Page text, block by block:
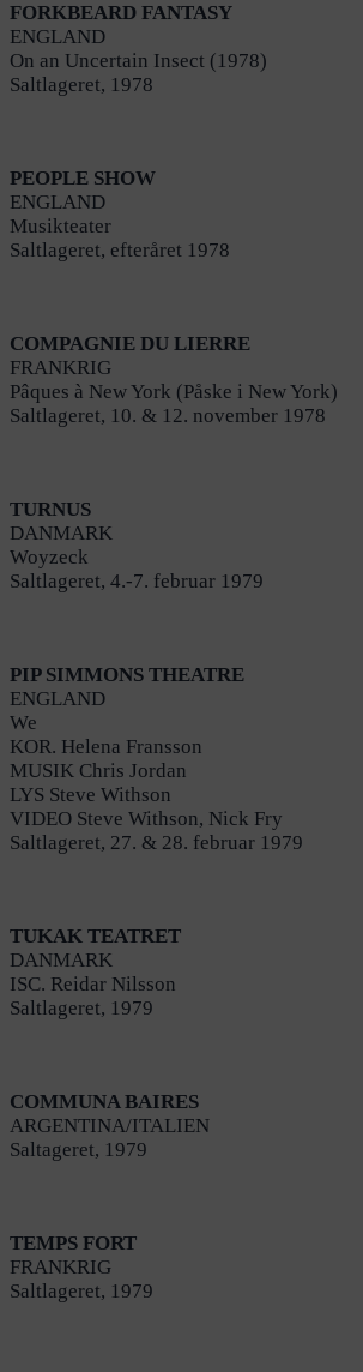
FORKBEARD FANTASY
ENGLAND
On an Uncertain Insect (1978)
Saltlageret, 1978
PEOPLE SHOW
ENGLAND
Musikteater
Saltlageret, efteråret 1978
COMPAGNIE DU LIERRE
FRANKRIG
Pâques à New York (Påske i New York)
Saltlageret, 10. & 12. november 1978
TURNUS
DANMARK
Woyzeck
Saltlageret, 4.-7. februar 1979
PIP SIMMONS THEATRE
ENGLAND
We
KOR. Helena Fransson
MUSIK Chris Jordan
LYS Steve Withson
VIDEO Steve Withson, Nick Fry
Saltlageret, 27. & 28. februar 1979
TUKAK TEATRET
DANMARK
ISC. Reidar Nilsson
Saltlageret, 1979
COMMUNA BAIRES
ARGENTINA/ITALIEN
Saltageret, 1979
TEMPS FORT
FRANKRIG
Saltlageret, 1979